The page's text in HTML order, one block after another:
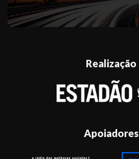
Realização
Apoiadores